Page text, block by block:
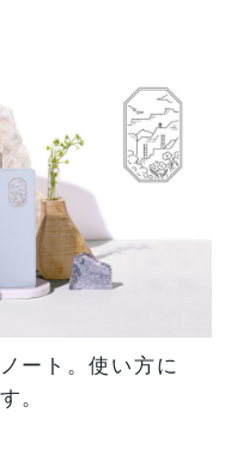
ート。使い方に
。